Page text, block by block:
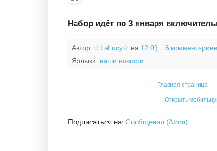
Набор идёт по 3 января
Автор: ☆LaLucy☆ на 12:09
6
Ярлыки: наши новости
Главная страница
Открыть
Подписаться на: Сообщения (Atom)